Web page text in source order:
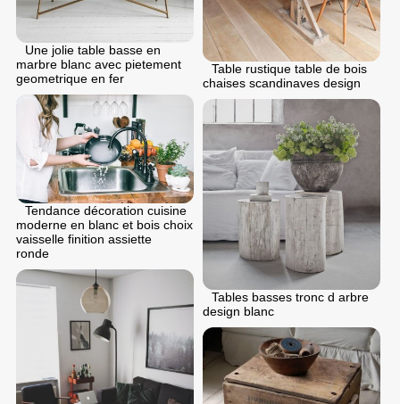
Table rustique table de bois
chaises scandinaves design
Une jolie table basse en
marbre blanc avec pietement
geometrique en fer
Tendance décoration cuisine
moderne en blanc et bois choix
vaisselle finition assiette
ronde
Tables basses tronc d arbre
design blanc